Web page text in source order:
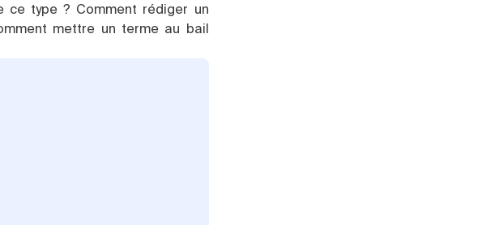
ce type ? Comment rédiger un
mettre un terme au bail